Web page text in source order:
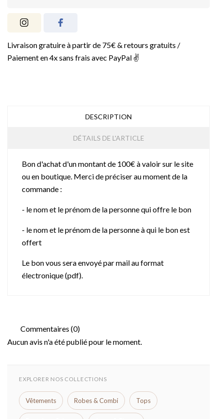
Livraison gratuire à partir de 75€ & retours gratuits /
Paiement en 4x sans frais avec PayPal ✌️
DESCRIPTION
DÉTAILS DE L'ARTICLE
Bon d'achat d'un montant de 100€ à valoir sur le site
ou en boutique. Merci de préciser au moment de la
commande :
- le nom et le prénom de la personne qui offre le bon
- le nom et le prénom de la personne à qui le bon est
offert
Le bon vous sera envoyé par mail au format
électronique (pdf).
Commentaires (0)
Aucun avis n'a été publié pour le moment.
EXPLORER NOS COLLECTIONS
Vêtements Robes & Combi Tops